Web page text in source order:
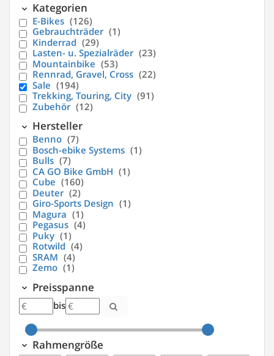
Kategorien
E-Bikes (126)
Gebrauchträder (1)
Kinderrad (29)
Lasten- u. Spezialräder (23)
Mountainbike (53)
Rennrad, Gravel, Cross (22)
Sale (194)
Trekking, Touring, City (91)
Zubehör (12)
Hersteller
Benno (7)
Bosch-ebike Systems (1)
Bulls (7)
CA GO Bike GmbH (1)
Cube (160)
Deuter (2)
Giro-Sports Design (1)
Magura (1)
Pegasus (4)
Puky (1)
Rotwild (4)
SRAM (4)
Zemo (1)
Preisspanne
bis
Rahmengröße